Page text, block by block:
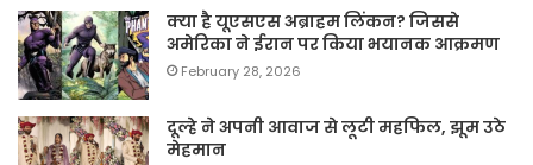
क्या है यूएसएस अब्राहम लिंकन? जिससे
अमेरिका ने ईरान पर किया भयानक आक्रमण
February 28, 2026
दूल्हे ने अपनी आवाज से लूटी महफिल, झूम उठे
मेहमान